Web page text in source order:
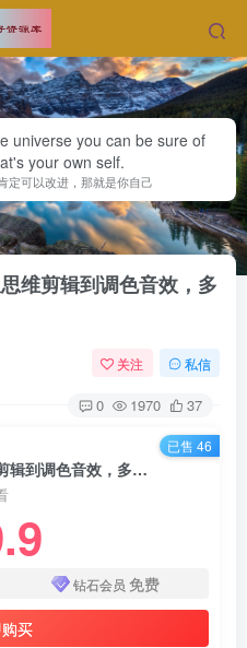
universe you can be sure of
your own self.
定可以改进，那就是你自己
维剪辑到调色音效，多
关注 私信
0 1970 37
专业剪辑全能成长课：从思维剪辑到调色音效，多品类片子制作全精通
钻石会员 免费
买
已售 46